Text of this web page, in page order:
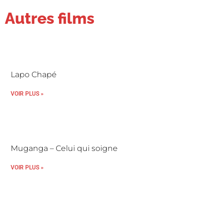
Autres films
Lapo Chapé
VOIR PLUS »
Muganga – Celui qui soigne
VOIR PLUS »